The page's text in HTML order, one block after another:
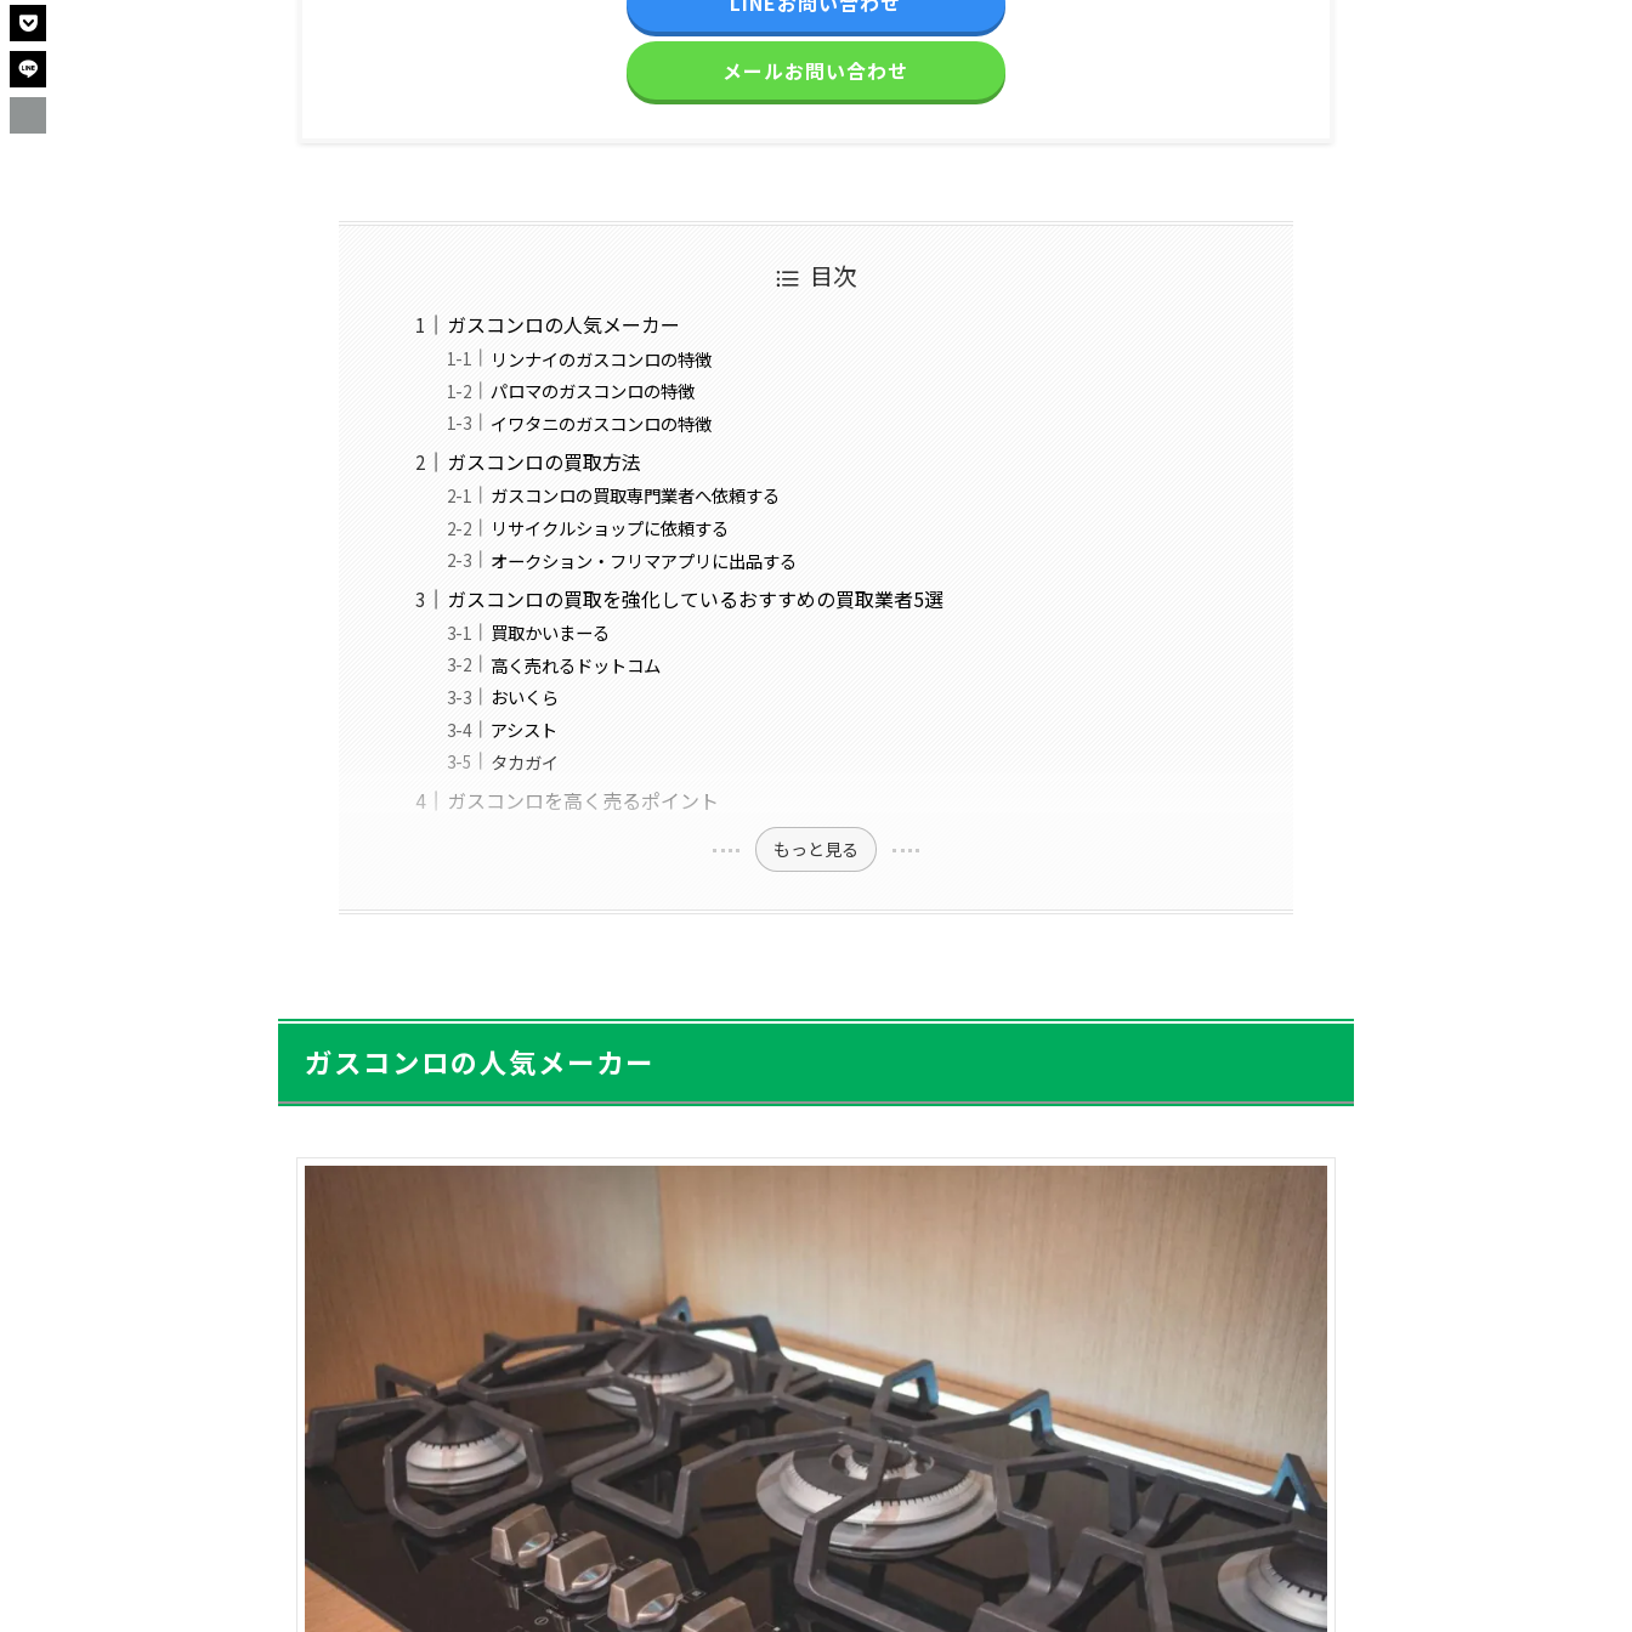
メールお問い合わせ
目次
ガスコンロの人気メーカー
リンナイのガスコンロの特徴
パロマのガスコンロの特徴
イワタニのガスコンロの特徴
ガスコンロの買取方法
ガスコンロの買取専門業者へ依頼する
リサイクルショップに依頼する
オークション・フリマアプリに出品する
ガスコンロの買取を強化しているおすすめの買取業者5選
買取かいまーる
高く売れるドットコム
おいくら
アシスト
タカガイ
ガスコンロを高く売るポイント
もっと見る
ガスコンロの人気メーカー